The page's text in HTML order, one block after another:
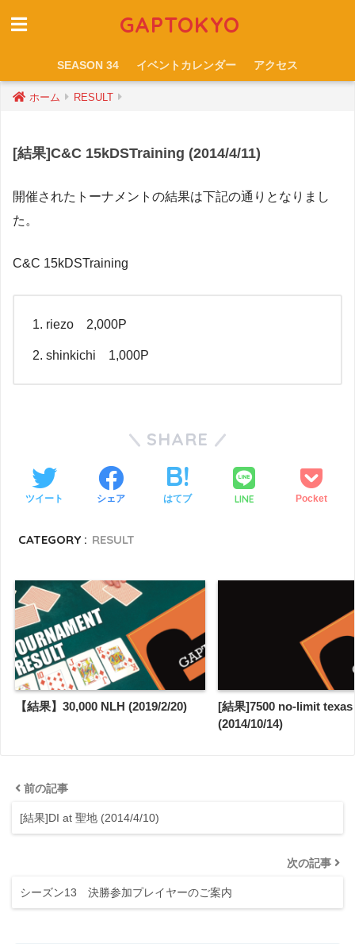
GAPTOKYO
SEASON 34 イベントカレンダー アクセス
ホーム RESULT
[結果]C&C 15kDSTraining (2014/4/11)
開催されたトーナメントの結果は下記の通りとなりまし
た。
C&C 15kDSTraining
riezo 2,000P
shinkichi 1,000P
SHARE
ツイート シェア はてブ LINE Pocket
CATEGORY : RESULT
【結果】30,000 NLH (2019/2/20)
[結果]7500 no-limit
(2014/10/14)
前の記事
[結果]DI at 聖地 (2014/4/10)
次の記事
シーズン13 決勝参加プレイヤーのご案内